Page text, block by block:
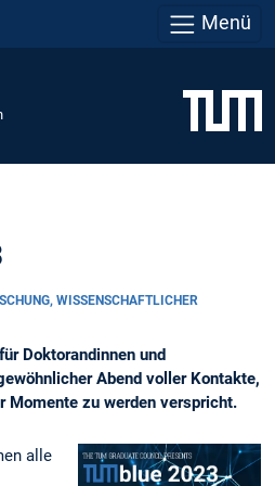
Menü
WISSENSCHAFTLICHER
Doktorandinnen und
Abend voller Kontakte,
Momente zu werden verspricht.
alle